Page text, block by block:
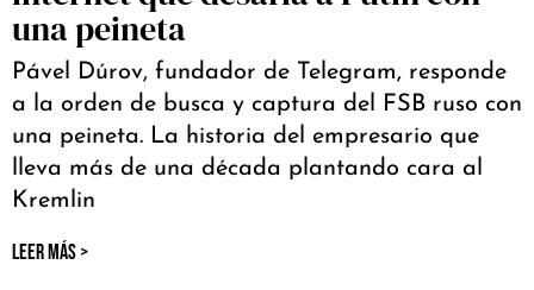
una peineta
Pável Dúrov, fundador de Telegram, responde
a la orden de busca y captura del FSB ruso con
una peineta. La historia del empresario que
lleva más de una década plantando cara al
Kremlin
LEER MÁS >